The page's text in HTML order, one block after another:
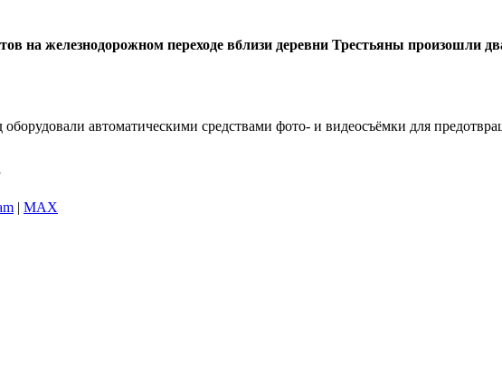
на железнодорожном переходе вблизи деревни Трестьяны произошли
оборудовали автоматическими средствами фото- и видеосъёмки для
| MAX